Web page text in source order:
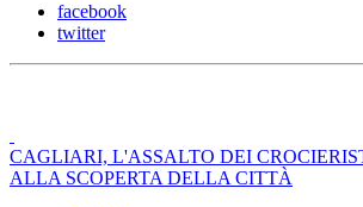
facebook
twitter
CAGLIARI, L'ASSALTO DEI
ALLA SCOPERTA DELLA CITTÀ